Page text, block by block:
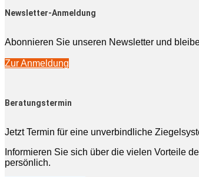
Newsletter-Anmeldung
Abonnieren Sie unseren Newsletter und
Zur Anmeldung
Beratungstermin
Jetzt Termin für eine unverbindliche
Informieren Sie sich über die vielen Vorteile
persönlich.